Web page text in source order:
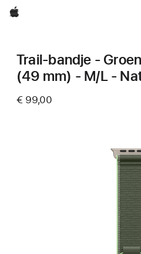
Apple
Trail-bandje -
(49 mm) - M/L -
€ 99,00